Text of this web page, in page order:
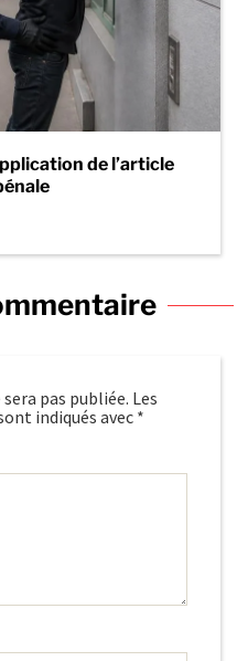
de l’article
pas publiée. Les
indiqués avec *